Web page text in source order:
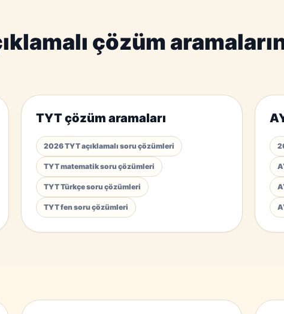
çözüm
TYT çözüm aramaları
2026 TYT açıklamalı soru çözümleri
TYT matematik soru çözümleri
TYT Türkçe soru çözümleri
TYT fen soru çözümleri